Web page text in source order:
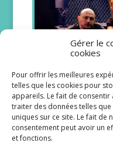
Gérer le
cookies
Pour offrir les meilleures
telles que les cookies pour
appareils. Le fait de
traiter des données telles
uniques sur ce site. Le fait de
consentement peut avoir un
et fonctions.
Vilain cœur
vie